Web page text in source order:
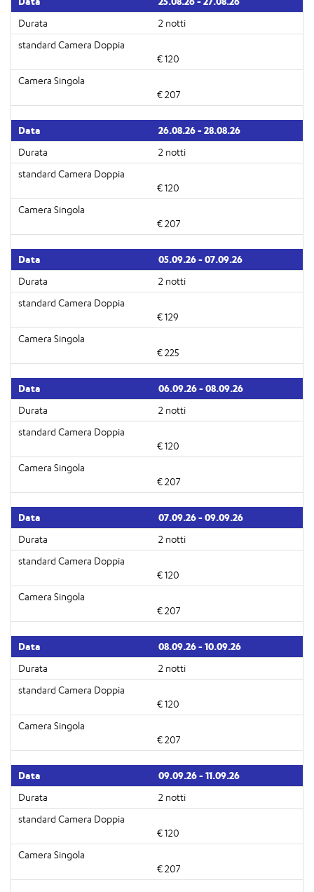
2 notti
€ 120
€ 207
26.08.26 - 28.08.26
2 notti
€ 120
€ 207
05.09.26 - 07.09.26
2 notti
€ 129
€ 225
06.09.26 - 08.09.26
2 notti
€ 120
€ 207
07.09.26 - 09.09.26
2 notti
€ 120
€ 207
08.09.26 - 10.09.26
2 notti
€ 120
€ 207
09.09.26 - 11.09.26
2 notti
€ 120
€ 207